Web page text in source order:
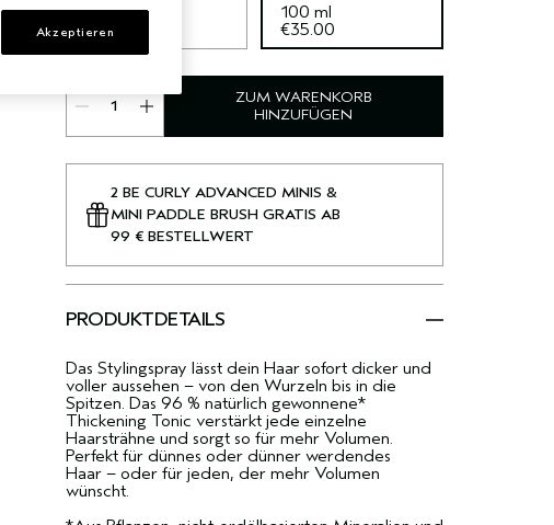
30 ml
€12.40
100 ml
€35.00
ZUM WARENKORB
HINZUFÜGEN
2 BE CURLY ADVANCED MINIS &
MINI PADDLE BRUSH GRATIS AB
99 € BESTELLWERT
PRODUKTDETAILS
Das Stylingspray lässt dein Haar sofort dicker und
voller aussehen – von den Wurzeln bis in die
Spitzen. Das 96 % natürlich gewonnene*
Thickening Tonic verstärkt jede einzelne
Haarsträhne und sorgt so für mehr Volumen.
Perfekt für dünnes oder dünner werdendes
Haar – oder für jeden, der mehr Volumen
wünscht.
Akzeptieren